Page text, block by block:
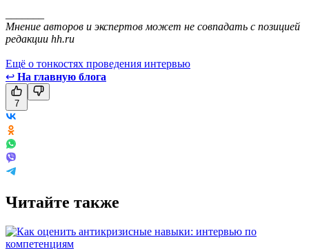
Мнение авторов и экспертов может не совпадать с позицией
редакции hh.ru
Ещё о тонкостях проведения интервью
↩ На главную блога
7
Читайте также